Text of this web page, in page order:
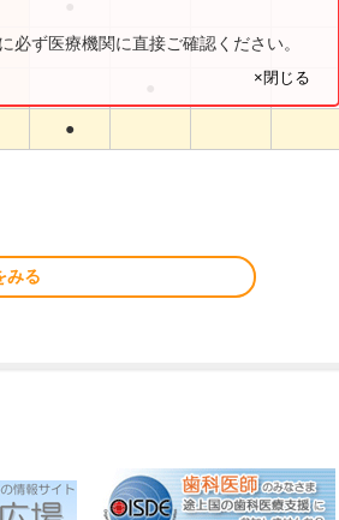
●
●
ず医療機関に直接ご確認ください。
×閉じる
みる